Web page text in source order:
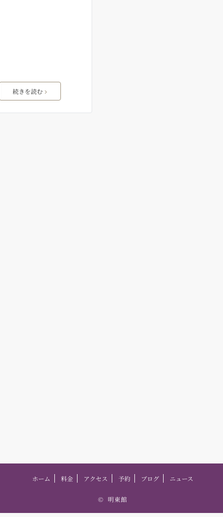
続きを読む
ホーム 料金 アクセス 予約 ブログ ニュース
© 明東館